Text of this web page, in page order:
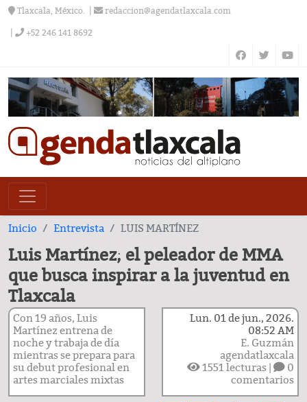
Tlaxcala, México. redaccion@agendatlaxcala.com
+52 246 141 8692
Inicio Entrevista LUIS MARTÍNEZ
Luis Martínez; el peleador de MMA
que busca inspirar a la juventud en
Tlaxcala
Con 19 años, Luis
Martínez entrena de
noche y trabaja de día
mientras se prepara para
su debut profesional en
artes marciales mixtas
Lun. 01 de jun., 2026.
08:52 AM
E. Guzmán
agendatlaxcala
1551lecturas |
0
comentarios